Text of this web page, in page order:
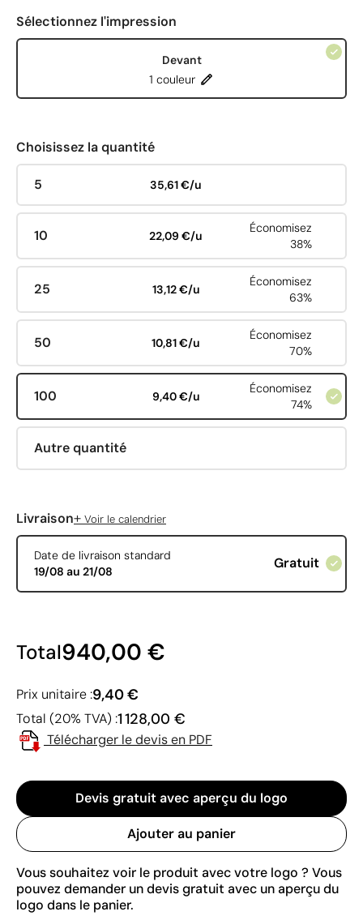
Sélectionnez l'impression
Devant
1 couleur
Choisissez la quantité
5 35,61 €/u
10 22,09 €/u
Économisez
38%
25 13,12 €/u
Économisez
63%
50 10,81 €/u
Économisez
70%
100 9,40 €/u
Économisez
74%
Autre quantité
Livraison+ Voir le calendrier
Date de livraison standard
19/08 au 21/08
Gratuit
Total940,00 €
Prix unitaire :9,40 €
Total (20% TVA) :1 128,00 €
Télécharger le devis en PDF
Devis gratuit avec aperçu du logo
Ajouter au panier
Vous souhaitez voir le produit avec votre logo ? Vous
pouvez demander un devis gratuit avec un aperçu du
logo dans le panier.